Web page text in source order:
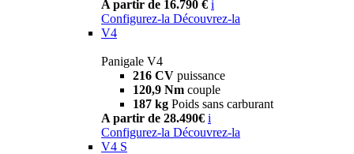
A partir de 16.790 € i
Configurez-la Découvrez-la
V4
Panigale V4
216 CV puissance
120,9 Nm couple
187 kg Poids sans carburant
A partir de 28.490€ i
Configurez-la Découvrez-la
V4 S